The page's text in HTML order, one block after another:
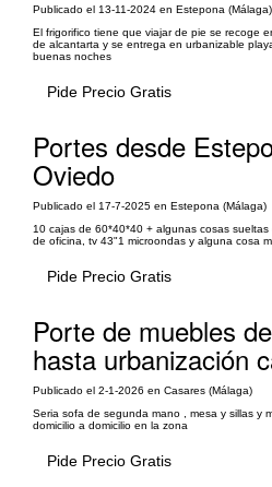
Publicado el 13-11-2024 en Estepona (Málaga)
El frigorifico tiene que viajar de pie se recoge
de alcantarta y se entrega en urbanizable
buenas noches
Pide Precio Gratis
Portes desde
Oviedo
Publicado el 17-7-2025 en Estepona (Málaga)
10 cajas de 60*40*40 + algunas cosas
de oficina, tv 43"1 microondas y alguna cosa
Pide Precio Gratis
Porte de muebles
hasta urbanización
Publicado el 2-1-2026 en Casares (Málaga)
Seria sofa de segunda mano , mesa y sillas y
domicilio a domicilio en la zona
Pide Precio Gratis